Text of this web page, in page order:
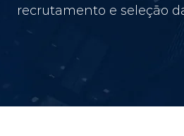
recrutamento e seleção